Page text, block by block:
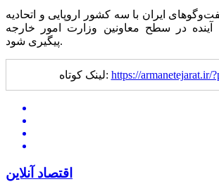
ایران با سه کشور اروپایی و اتحادیه
آینده در سطح معاونین وزارت امور خارجه
پیگیری شود.
لینک کوتاه: https://armanetejarat.ir/
اقتصاد آنلاین